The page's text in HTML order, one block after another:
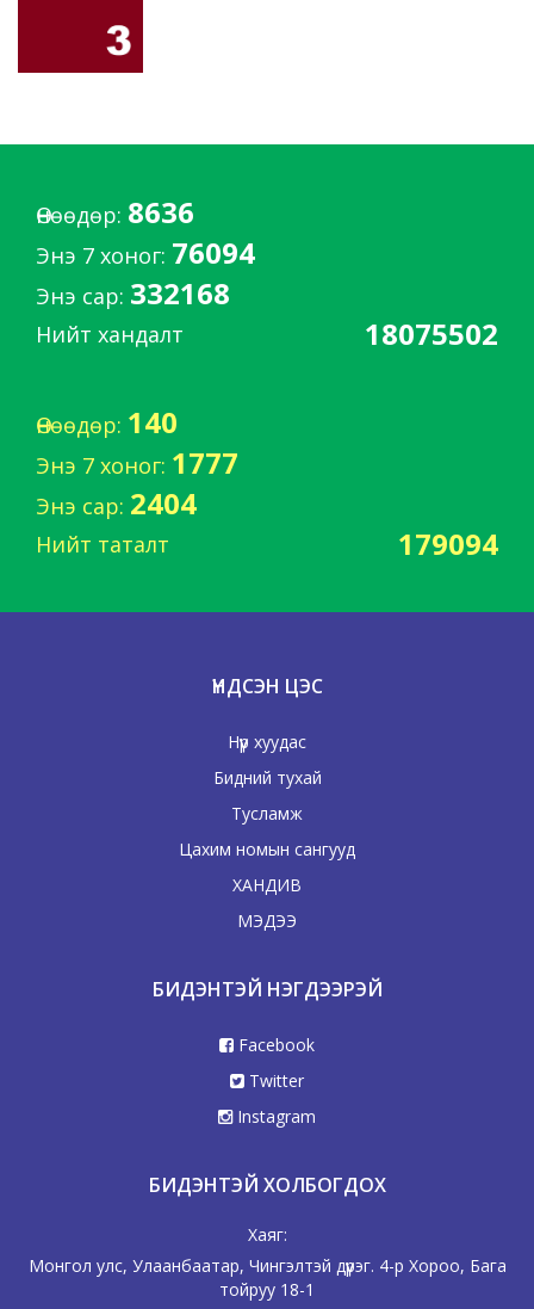
Өнөөдөр: 8636
Энэ 7 хоног: 76094
Энэ сар: 332168
Нийт хандалт 18075502
Өнөөдөр: 140
Энэ 7 хоног: 1777
Энэ сар: 2404
Нийт таталт 179094
ҮНДСЭН ЦЭС
Нүүр хуудас
Бидний тухай
Тусламж
Цахим номын сангууд
ХАНДИВ
МЭДЭЭ
БИДЭНТЭЙ НЭГДЭЭРЭЙ
Facebook
Twitter
Instagram
БИДЭНТЭЙ ХОЛБОГДОХ
Хаяг:
Монгол улс, Улаанбаатар, Чингэлтэй дүүрэг. 4-р Хороо, Бага
тойруу 18-1